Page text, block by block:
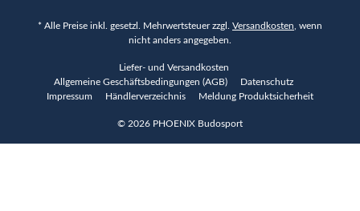
* Alle Preise inkl. gesetzl. Mehrwertsteuer zzgl. Versandkosten , wenn
nicht anders angegeben.
© 2026 PHOENIX Budosport
Liefer- und Versandkosten
Allgemeine Geschäftsbedingungen (AGB)
Datenschutz
Impressum
Händlerverzeichnis Meldung Produktsicherheit